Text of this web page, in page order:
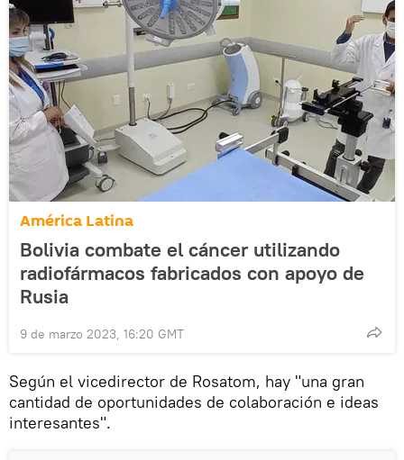
América Latina
Bolivia combate el cáncer utilizando
radiofármacos fabricados con apoyo de
Rusia
9 de marzo 2023, 16:20 GMT
Según el vicedirector de Rosatom, hay "una gran
cantidad de oportunidades de colaboración e ideas
interesantes".